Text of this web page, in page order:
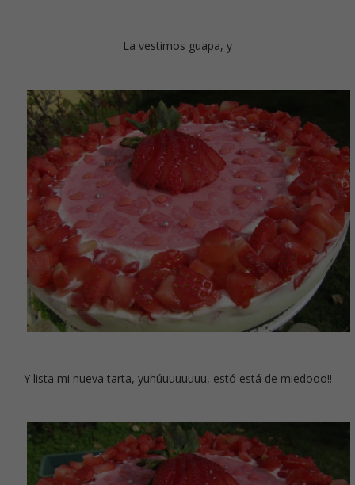
La vestimos guapa, y
Y lista mi nueva tarta, yuhúuuuuuuu, estó está de miedooo!!